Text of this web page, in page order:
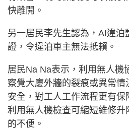
快離開。
另一居民李先生認為，AI違泊
證，令違泊車主無法抵賴。
居民Na Na表示，利用無人機
察覺大廈外牆的裂痕或異常
安全，對工人工作流程更有保
利用無人機檢查可縮短維修升
的不便。